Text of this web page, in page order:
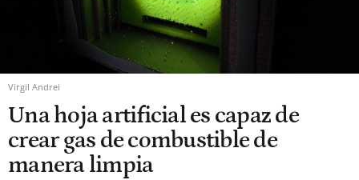
Virgil Andrei
Una hoja artificial es capaz de
crear gas de combustible de
manera limpia